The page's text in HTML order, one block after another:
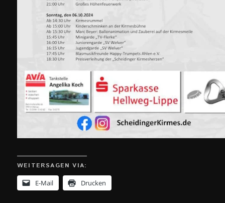
WEITERSAGEN VIA:
E-Mail Drucken